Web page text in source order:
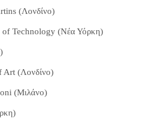
(Λονδίνο)
of Technology (Νέα Υόρκη)
Art (Λονδίνο)
(Μιλάνο)